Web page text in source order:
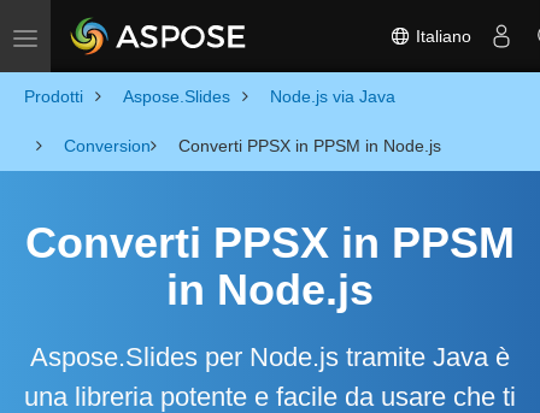
Toggle navigation Italiano
Prodotti Aspose.Slides Node.js via Java
Conversion Converti PPSX in PPSM in Node.js
Converti PPSX in PPSM
in Node.js
Aspose.Slides per Node.js tramite Java è
una libreria potente e facile da usare che ti